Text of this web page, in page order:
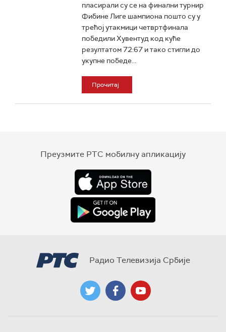
пласирали су се на финални турнир
Фибине Лиге шампиона пошто су у
трећој утакмици четвртфинала
победили Хувентуд код куће
резултатом 72:67 и тако стигли до
укупне победе...
Прочитај
Преузмите РТС мобилну апликацију
Радио Телевизија Србије